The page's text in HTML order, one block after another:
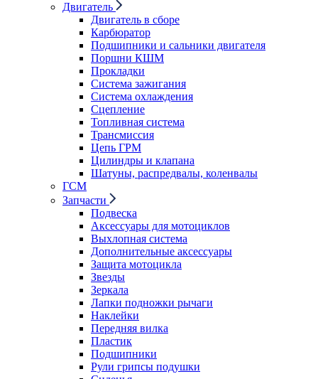
Двигатель
Двигатель в сборе
Карбюратор
Подшипники и сальники двигателя
Поршни КШМ
Прокладки
Система зажигания
Система охлаждения
Сцепление
Топливная система
Трансмиссия
Цепь ГРМ
Цилиндры и клапана
Шатуны, распредвалы, коленвалы
ГСМ
Запчасти
Подвеска
Аксессуары для мотоциклов
Выхлопная система
Дополнительные аксессуары
Защита мотоцикла
Звезды
Зеркала
Лапки подножки рычаги
Наклейки
Передняя вилка
Пластик
Подшипники
Рули грипсы подушки